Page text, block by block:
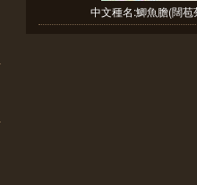
中文種名:鯽魚膽(闊苞